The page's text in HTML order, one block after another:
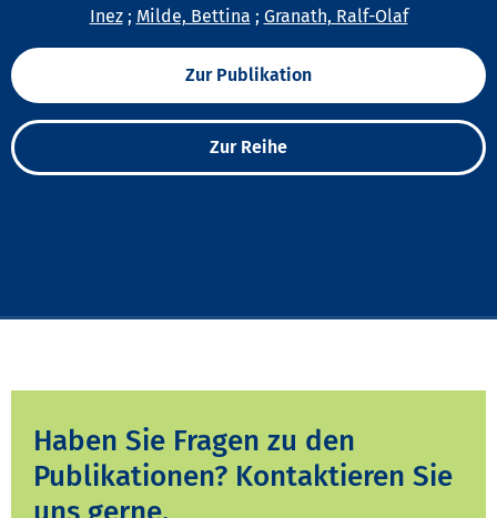
Inez; Milde, Bettina ; Granath, Ralf-Olaf
Zur Publikation
Zur Reihe
Haben Sie Fragen zu den
Publikationen? Kontaktieren Sie